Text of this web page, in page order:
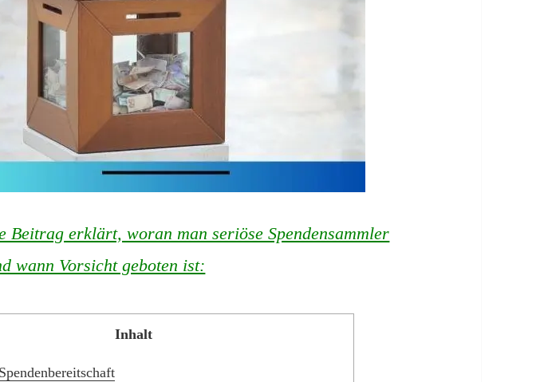
Beitrag erklärt, woran man seriöse Spendensammler
wann Vorsicht geboten ist:
Inhalt